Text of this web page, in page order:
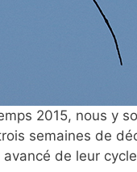
2015, nous y
semaines de
de leur